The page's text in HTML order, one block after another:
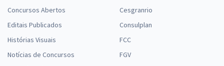
Concursos Abertos
Editais Publicados
Histórias Visuais
Notícias de Concursos
Cesgranrio
Consulplan
FCC
FGV